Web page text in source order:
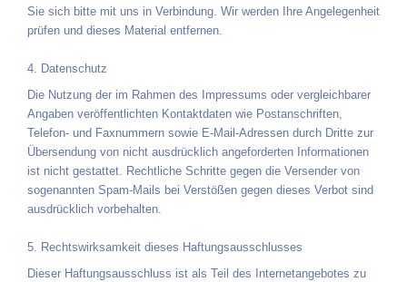
Sie sich bitte mit uns in Verbindung. Wir werden Ihre Angelegenheit
prüfen und dieses Material entfernen.
4. Datenschutz
Die Nutzung der im Rahmen des Impressums oder vergleichbarer
Angaben veröffentlichten Kontaktdaten wie Postanschriften,
Telefon- und Faxnummern sowie E-Mail-Adressen durch Dritte zur
Übersendung von nicht ausdrücklich angeforderten Informationen
ist nicht gestattet. Rechtliche Schritte gegen die Versender von
sogenannten Spam-Mails bei Verstößen gegen dieses Verbot sind
ausdrücklich vorbehalten.
5. Rechtswirksamkeit dieses Haftungsausschlusses
Dieser Haftungsausschluss ist als Teil des Internetangebotes zu